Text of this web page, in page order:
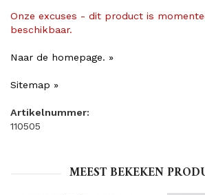
Onze excuses - dit product is
beschikbaar.
Naar de homepage. »
Sitemap »
Artikelnummer:
110505
MEEST BEKEKEN